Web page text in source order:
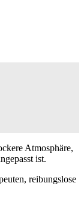
Atmosphäre,
ist.
reibungslose